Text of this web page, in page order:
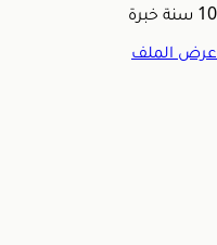
10 سنة خبرة
عرض الملف